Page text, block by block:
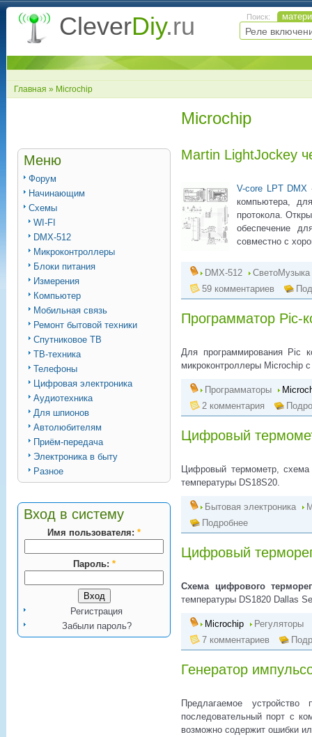
CleverDiy.ru Поиск:
Главная » Microchip
Меню
Форум
Начинающим
Схемы
WI-FI
DMX-512
Микроконтроллеры
Блоки питания
Измерения
Компьютер
Мобильная связь
Ремонт бытовой техники
Спутниковое ТВ
ТВ-техника
Телефоны
Цифровая электроника
Аудиотехника
Для шпионов
Автолюбителям
Приём-передача
Электроника в быту
Разное
Вход в систему
Имя пользователя: *
Пароль: *
Регистрация
Забыли пароль?
Microchip
Martin LightJockey
V-core LPT DMX
компьютера,
протокола.
обеспечение
совместно с
DMX-512
СветоМузыка
59 комментариев
Программатор Pic-
Для программирования Pic
микроконтроллеры Microchip
Программаторы
2 комментария
Цифровый
Цифровый термометр, схема
температуры DS18S20.
Бытовая электроника
Подробнее
Цифровый
Схема цифрового
температуры DS1820 Dallas
Microchip
Регуляторы
7 комментариев
Генератор
Предлагаемое устройство
последовательный порт с
возможно содержит ошибки